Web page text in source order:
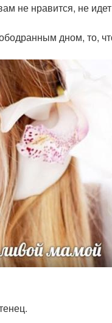
не нравится, не
дном, то,